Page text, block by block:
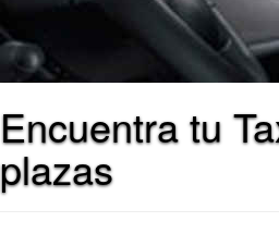
Encuentra tu
plazas